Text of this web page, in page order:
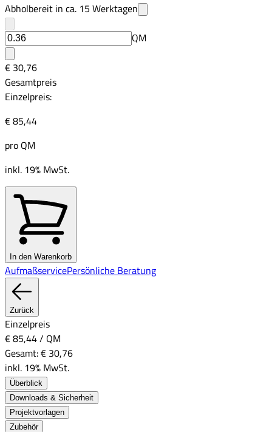
Abholbereit in ca. 15 Werktagen
QM
€ 30,76
Gesamtpreis
Einzelpreis:
€ 85,44
pro QM
inkl. 19% MwSt.
In den Warenkorb
AufmaßservicePersönliche Beratung
Zurück
Einzelpreis
€ 85,44/ QM
Gesamt:€ 30,76
inkl. 19% MwSt.
Überblick
Downloads & Sicherheit
Projektvorlagen
Zubehör